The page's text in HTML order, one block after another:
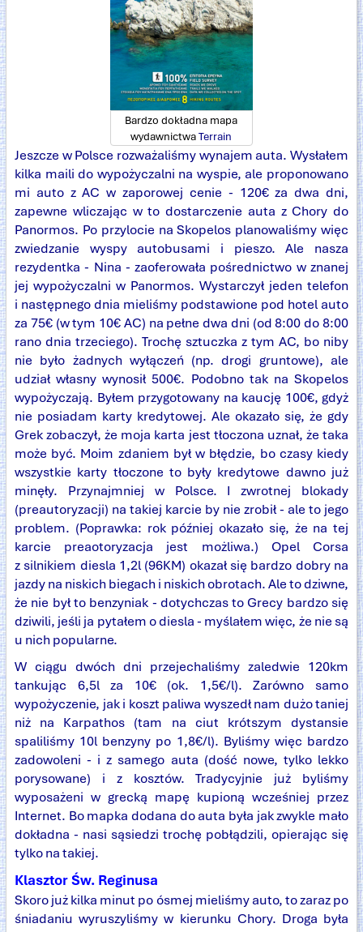
Bardzo dokładna mapa
wydawnictwaTerrain
Jeszcze w Polsce rozważaliśmy wynajem auta. Wysłałem
kilka maili do wypożyczalni na wyspie, ale proponowano
mi auto z AC w zaporowej cenie - 120€ za dwa dni,
zapewne wliczając w to dostarczenie auta z Chory do
Panormos. Po przylocie na Skopelos planowaliśmy więc
zwiedzanie wyspy autobusami i pieszo. Ale nasza
rezydentka - Nina - zaoferowała pośrednictwo w znanej
jej wypożyczalni w Panormos. Wystarczył jeden telefon
i następnego dnia mieliśmy podstawione pod hotel auto
za 75€ (w tym 10€ AC) na pełne dwa dni (od 8:00 do 8:00
rano dnia trzeciego). Trochę sztuczka z tym AC, bo niby
nie było żadnych wyłączeń (np. drogi gruntowe), ale
udział własny wynosił 500€. Podobno tak na Skopelos
wypożyczają. Byłem przygotowany na kaucję 100€, gdyż
nie posiadam karty kredytowej. Ale okazało się, że gdy
Grek zobaczył, że moja karta jest tłoczona uznał, że taka
może być. Moim zdaniem był w błędzie, bo czasy kiedy
wszystkie karty tłoczone to były kredytowe dawno już
minęły. Przynajmniej w Polsce. I zwrotnej blokady
(preautoryzacji) na takiej karcie by nie zrobił - ale to jego
problem. (Poprawka: rok później okazało się, że na tej
karcie preaotoryzacja jest możliwa.) Opel Corsa
z silnikiem diesla 1,2l (96KM) okazał się bardzo dobry na
jazdy na niskich biegach i niskich obrotach. Ale to dziwne,
że nie był to benzyniak - dotychczas to Grecy bardzo się
dziwili, jeśli ja pytałem o diesla - myślałem więc, że nie są
u nich popularne.
W ciągu dwóch dni przejechaliśmy zaledwie 120km
tankując 6,5l za 10€ (ok. 1,5€/l). Zarówno samo
wypożyczenie, jak i koszt paliwa wyszedł nam dużo taniej
niż na Karpathos (tam na ciut krótszym dystansie
spaliliśmy 10l benzyny po 1,8€/l). Byliśmy więc bardzo
zadowoleni - i z samego auta (dość nowe, tylko lekko
porysowane) i z kosztów. Tradycyjnie już byliśmy
wyposażeni w grecką mapę kupioną wcześniej przez
Internet. Bo mapka dodana do auta była jak zwykle mało
dokładna - nasi sąsiedzi trochę pobłądzili, opierając się
tylko na takiej.
Klasztor Św. Reginusa
Skoro już kilka minut po ósmej mieliśmy auto, to zaraz po
śniadaniu wyruszyliśmy w kierunku Chory. Droga była